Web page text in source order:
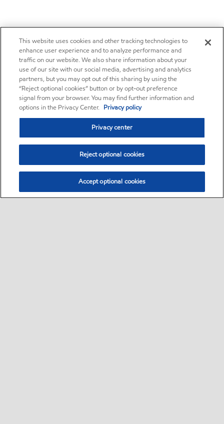
This website uses cookies and other tracking technologies to
enhance user experience and to analyze performance and
traffic on our website. We also share information about your
use of our site with our social media, advertising and analytics
partners, but you may opt out of this sharing by using the
“Reject optional cookies” button or by opt-out preference
signal from your browser. You may find further information and
options in the Privacy Center. Privacy policy
Privacy center
Reject optional cookies
Accept optional cookies